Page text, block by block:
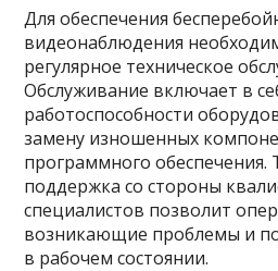
Для обеспечения
видеонаблюдения
регулярное техническое
Обслуживание включает в
работоспособности
замену изношенных
программного обеспечения.
поддержка со стороны
специалистов позволит
возникающие проблемы и
в рабочем состоянии.